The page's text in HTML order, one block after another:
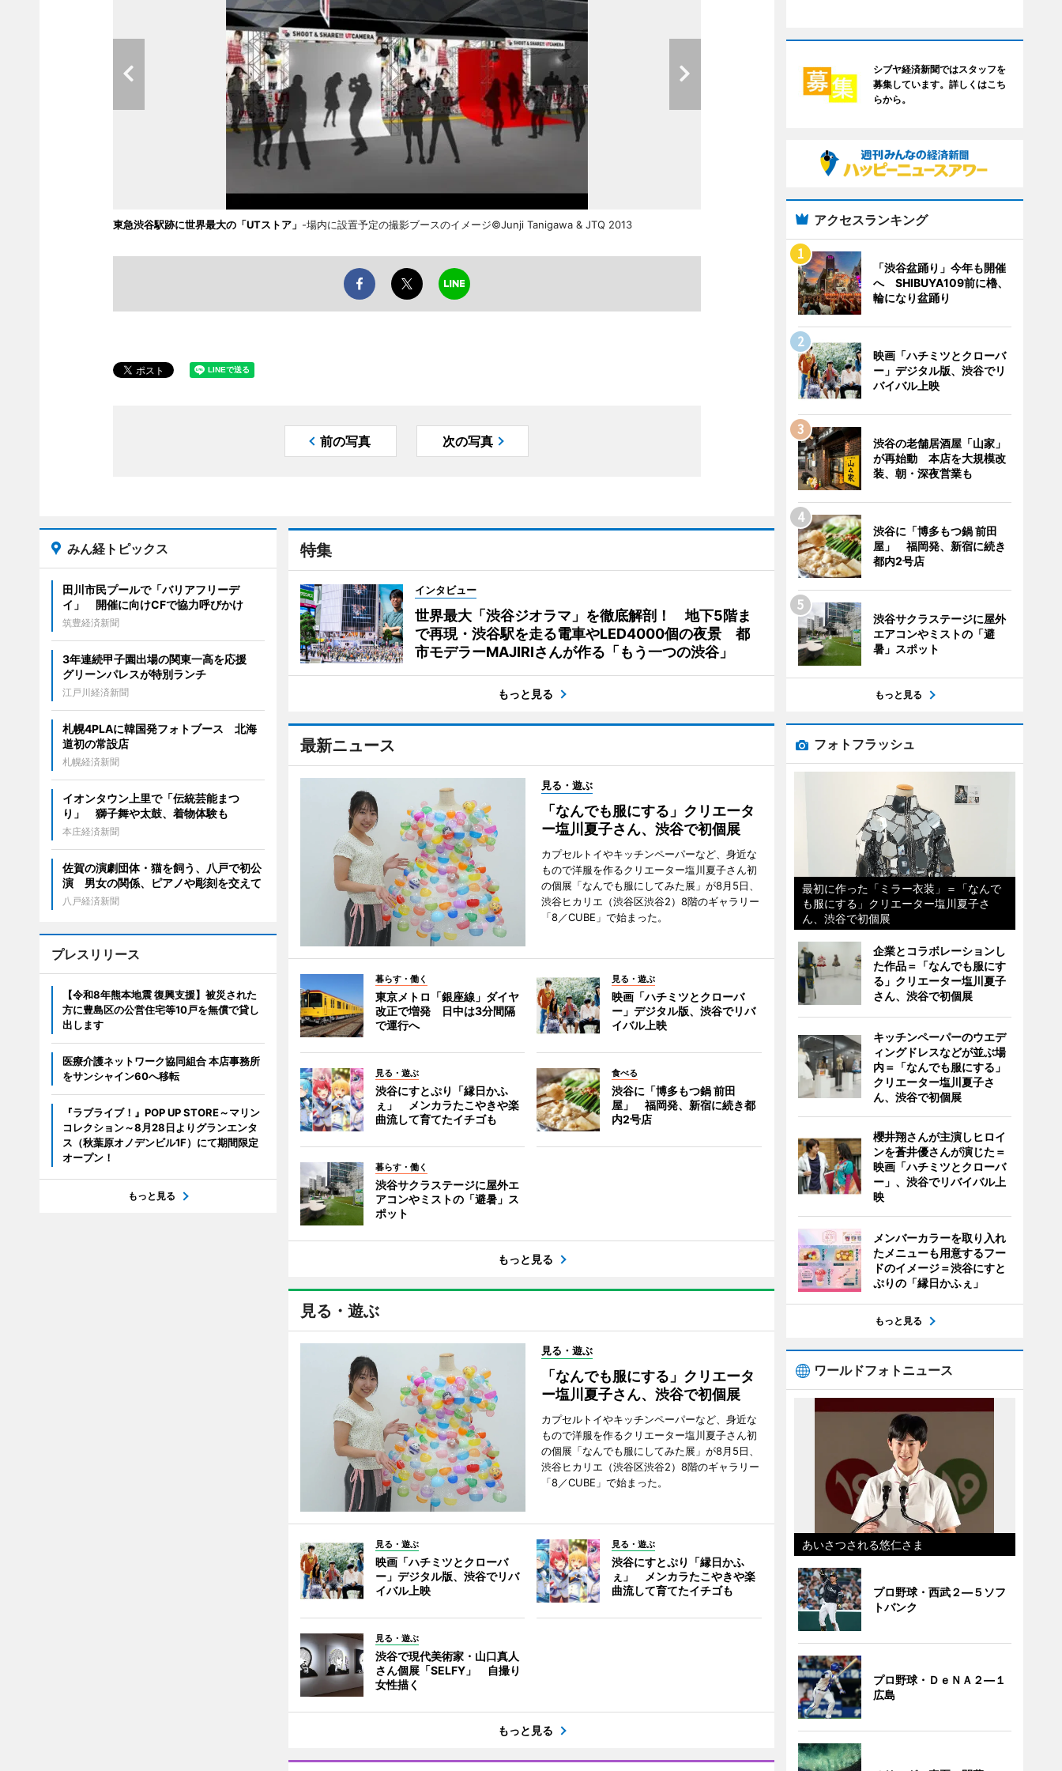
東急渋谷駅跡に世界最大の「UTストア」 -場内に設置予定の撮影ブースのイメージ©Junji Tanigawa & JTQ 2013
前の写真 次の写真
特集
インタビュー
世界最大「渋谷ジオラマ」を徹底解剖！ 地下5階ま
で再現・渋谷駅を走る電車やLED4000個の夜景 都
市モデラーMAJIRIさんが作る「もう一つの渋谷」
もっと見る
最新ニュース
見る・遊ぶ
「なんでも服にする」クリエータ
ー塩川夏子さん、渋谷で初個展
カプセルトイやキッチンペーパーなど、身近な
もので洋服を作るクリエーター塩川夏子さん初
の個展「なんでも服にしてみた展」が8月5日、
渋谷ヒカリエ（渋谷区渋谷2）8階のギャラリー
「8／CUBE」で始まった。
暮らす・働く
東京メトロ「銀座線」ダイヤ
改正で増発 日中は3分間隔
で運行へ
見る・遊ぶ
映画「ハチミツとクローバ
ー」デジタル版、渋谷でリバ
イバル上映
見る・遊ぶ
渋谷にすとぷり「縁日かふ
ぇ」 メンカラたこやきや楽
曲流して育てたイチゴも
食べる
渋谷に「博多もつ鍋 前田
屋」 福岡発、新宿に続き都
内2号店
暮らす・働く
渋谷サクラステージに屋外エ
アコンやミストの「避暑」ス
ポット
もっと見る
見る・遊ぶ
見る・遊ぶ
「なんでも服にする」クリエータ
ー塩川夏子さん、渋谷で初個展
カプセルトイやキッチンペーパーなど、身近な
もので洋服を作るクリエーター塩川夏子さん初
の個展「なんでも服にしてみた展」が8月5日、
渋谷ヒカリエ（渋谷区渋谷2）8階のギャラリー
「8／CUBE」で始まった。
見る・遊ぶ
映画「ハチミツとクローバ
ー」デジタル版、渋谷でリバ
イバル上映
見る・遊ぶ
渋谷にすとぷり「縁日かふ
ぇ」 メンカラたこやきや楽
曲流して育てたイチゴも
見る・遊ぶ
渋谷で現代美術家・山口真人
さん個展「SELFY」 自撮り
女性描く
もっと見る
みん経トピックス
田川市民プールで「バリアフリーデ
イ」 開催に向けCFで協力呼びかけ
筑豊経済新聞
3年連続甲子園出場の関東一高を応援
グリーンパレスが特別ランチ
江戸川経済新聞
札幌4PLAに韓国発フォトブース 北海
道初の常設店
札幌経済新聞
イオンタウン上里で「伝統芸能まつ
り」 獅子舞や太鼓、着物体験も
本庄経済新聞
佐賀の演劇団体・猫を飼う、八戸で初公
演 男女の関係、ピアノや彫刻を交えて
八戸経済新聞
プレスリリース
【令和8年熊本地震 復興支援】被災された
方に豊島区の公営住宅等10戸を無償で貸し
出します
医療介護ネットワーク協同組合 本店事務所
をサンシャイン60へ移転
『ラブライブ！』POP UP STORE～マリン
コレクション～8月28日よりグランエンタ
ス（秋葉原オノデンビル1F）にて期間限定
オープン！
もっと見る
シブヤ経済新聞ではスタッフを
募集しています。詳しくはこち
らから。
アクセスランキング
「渋谷盆踊り」今年も開催
へ SHIBUYA109前に櫓、
輪になり盆踊り
映画「ハチミツとクローバ
ー」デジタル版、渋谷でリ
バイバル上映
渋谷の老舗居酒屋「山家」
が再始動 本店を大規模改
装、朝・深夜営業も
渋谷に「博多もつ鍋 前田
屋」 福岡発、新宿に続き
都内2号店
渋谷サクラステージに屋外
エアコンやミストの「避
暑」スポット
もっと見る
フォトフラッシュ
最初に作った「ミラー衣装」＝「なんで
も服にする」クリエーター塩川夏子さ
ん、渋谷で初個展
企業とコラボレーションし
た作品＝「なんでも服にす
る」クリエーター塩川夏子
さん、渋谷で初個展
キッチンペーパーのウエデ
ィングドレスなどが並ぶ場
内＝「なんでも服にする」
クリエーター塩川夏子さ
ん、渋谷で初個展
櫻井翔さんが主演しヒロイ
ンを蒼井優さんが演じた＝
映画「ハチミツとクローバ
ー」、渋谷でリバイバル上
映
メンバーカラーを取り入れ
たメニューも用意するフー
ドのイメージ＝渋谷にすと
ぷりの「縁日かふぇ」
もっと見る
ワールドフォトニュース
あいさつされる悠仁さま
プロ野球・西武２―５ソフ
トバンク
プロ野球・ＤｅＮＡ２―１
広島